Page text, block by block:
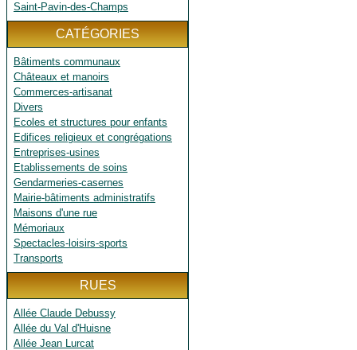
Saint-Pavin-des-Champs
CATÉGORIES
Bâtiments communaux
Châteaux et manoirs
Commerces-artisanat
Divers
Ecoles et structures pour enfants
Edifices religieux et congrégations
Entreprises-usines
Etablissements de soins
Gendarmeries-casernes
Mairie-bâtiments administratifs
Maisons d'une rue
Mémoriaux
Spectacles-loisirs-sports
Transports
RUES
Allée Claude Debussy
Allée du Val d'Huisne
Allée Jean Lurcat